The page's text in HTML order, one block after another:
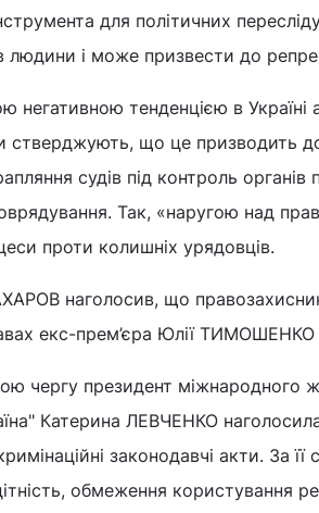
для політичних
людини і може призвести до
негативною тенденцією в
стверджують, що це призводить
судів під контроль
Так, «наругою над
проти колишніх урядовців.
наголосив, що
екс-прем’єра Юлії ТИМОШЕНКО
чергу президент міжнародного
Катерина ЛЕВЧЕНКО
законодавчі акти. За
обмеження користування